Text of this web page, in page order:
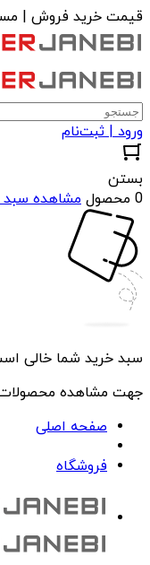
قیمت خرید فروش |
ورود | ثبت‌نام
بستن
0 محصول
مشاهده سبد
سبد خرید شما خالی
جهت مشاهده محصولات
صفحه اصلی
فروشگاه